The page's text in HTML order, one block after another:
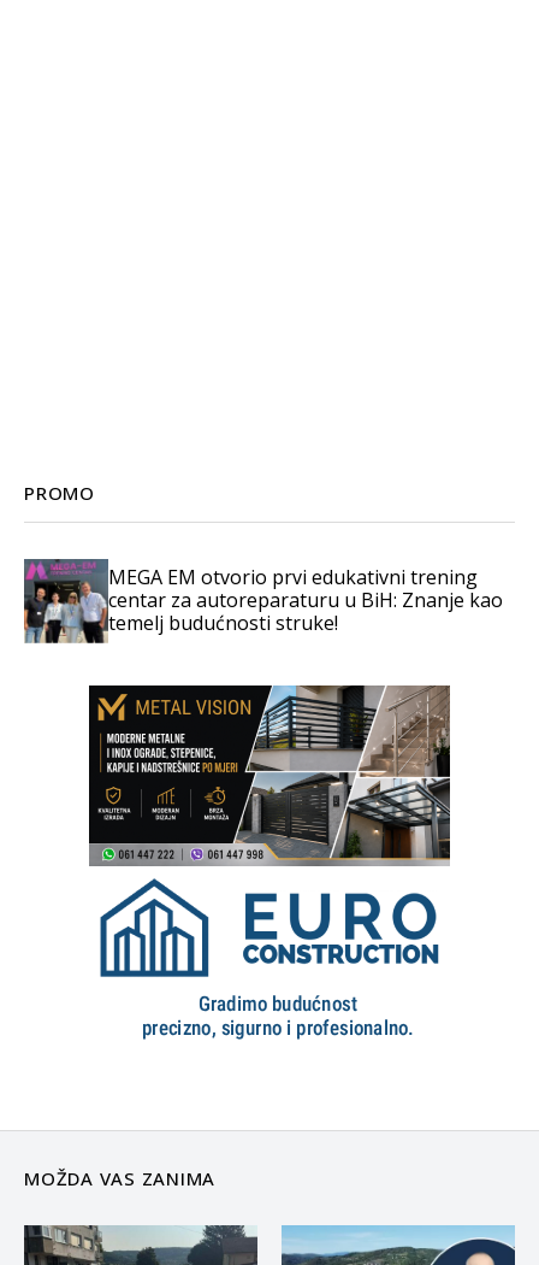
PROMO
MEGA EM otvorio prvi edukativni trening
centar za autoreparaturu u BiH: Znanje kao
temelj budućnosti struke!
MOŽDA VAS ZANIMA